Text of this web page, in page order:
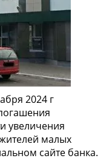
2024 г
увеличения
малых
сайте банка.